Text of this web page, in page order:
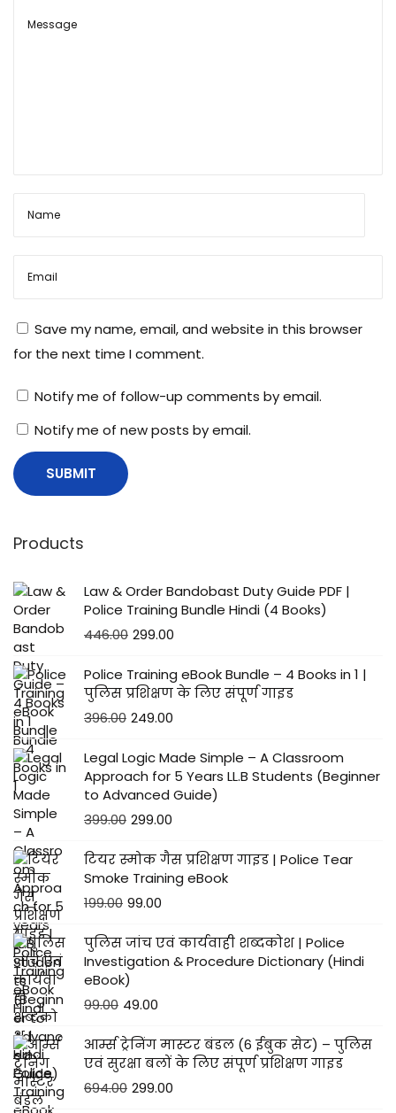
बा
ते
Save my name, email, and website in this browser
for the next time I comment.
Notify me of follow-up comments by email.
Notify me of new posts by email.
Products
Law & Order Bandobast Duty Guide PDF |
Police Training Bundle Hindi (4 Books)
446.00 299.00
Police Training eBook Bundle – 4 Books in 1 |
पुलिस प्रशिक्षण के लिए संपूर्ण गाइड
396.00 249.00
Legal Logic Made Simple – A Classroom
Approach for 5 Years LL.B Students (Beginner
to Advanced Guide)
399.00 299.00
टियर स्मोक गैस प्रशिक्षण गाइड | Police Tear
Smoke Training eBook
199.00 99.00
पुलिस जांच एवं कार्यवाही शब्दकोश | Police
Investigation & Procedure Dictionary (Hindi
eBook)
99.00 49.00
आर्म्स ट्रेनिंग मास्टर बंडल (6 ईबुक सेट) – पुलिस
एवं सुरक्षा बलों के लिए संपूर्ण प्रशिक्षण गाइड
694.00 299.00